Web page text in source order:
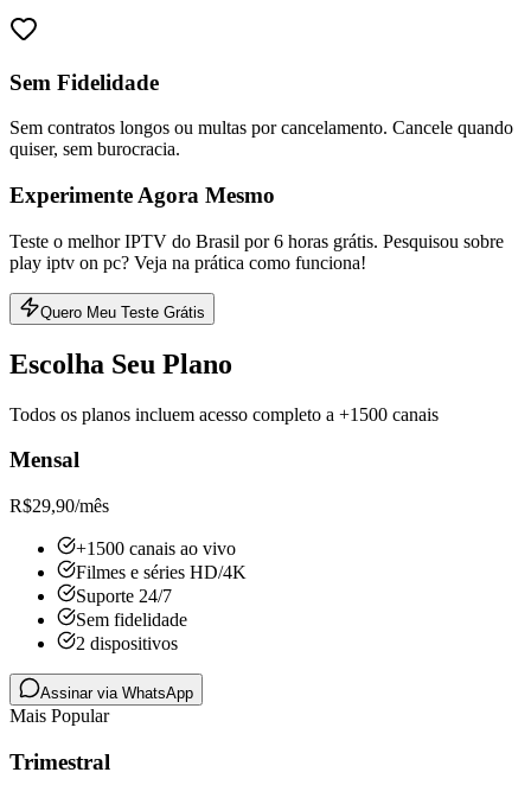
Sem Fidelidade
Sem contratos longos ou multas por cancelamento. Cancele quando
quiser, sem burocracia.
Experimente Agora Mesmo
Teste o melhor IPTV do Brasil por 6 horas grátis. Pesquisou sobre
play iptv on pc? Veja na prática como funciona!
Quero Meu Teste Grátis
Escolha Seu Plano
Todos os planos incluem acesso completo a +1500 canais
Mensal
R$29,90/mês
+1500 canais ao vivo
Filmes e séries HD/4K
Suporte 24/7
Sem fidelidade
2 dispositivos
Assinar via WhatsApp
Mais Popular
Trimestral